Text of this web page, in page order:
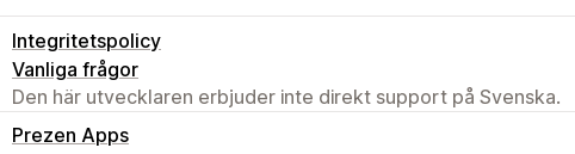
Integritetspolicy
Vanliga frågor
Den här utvecklaren erbjuder inte direkt support på Svenska.
Prezen Apps